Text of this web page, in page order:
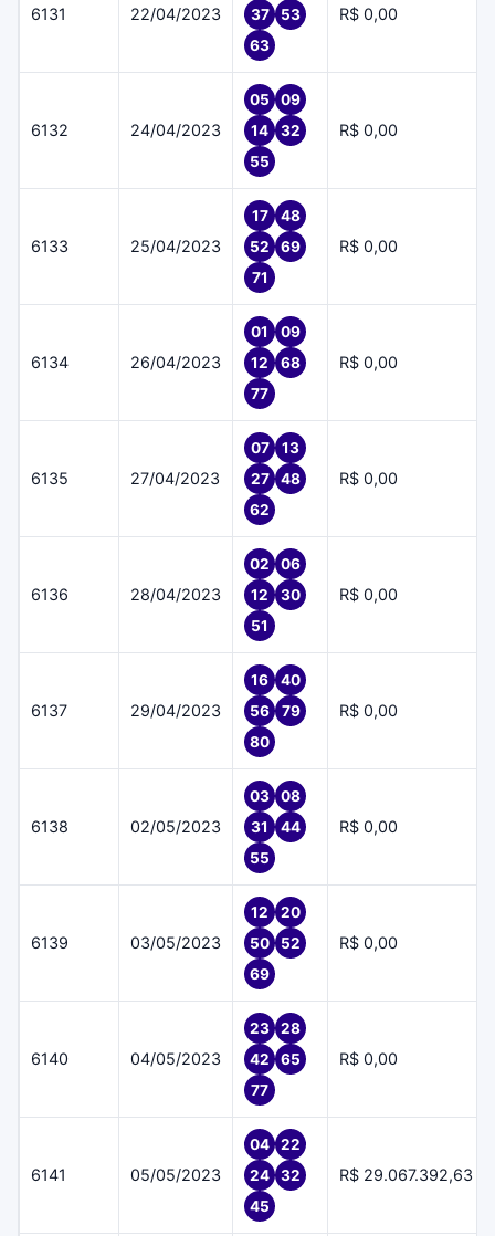
6131 22/04/2023 37
53
63
R$ 0,00
6132 24/04/2023
05
09
14
32
55
R$ 0,00
6133 25/04/2023
17
48
52
69
71
R$ 0,00
6134 26/04/2023
01
09
12
68
77
R$ 0,00
6135 27/04/2023
07
13
27
48
62
R$ 0,00
6136 28/04/2023
02
06
12
30
51
R$ 0,00
6137 29/04/2023
16
40
56
79
80
R$ 0,00
6138 02/05/2023
03
08
31
44
55
R$ 0,00
6139 03/05/2023
12
20
50
52
69
R$ 0,00
6140 04/05/2023
23
28
42
65
77
R$ 0,00
6141 05/05/2023
04
22
24
32
45
R$ 29.067.392,63